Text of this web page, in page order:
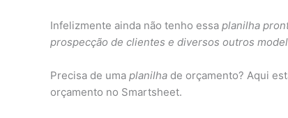
Infelizmente ainda não tenho essa planilha
prospecção de clientes e diversos outros
Precisa de uma planilha de orçamento? Aqui
orçamento no Smartsheet.